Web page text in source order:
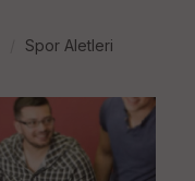
Spor Aletleri